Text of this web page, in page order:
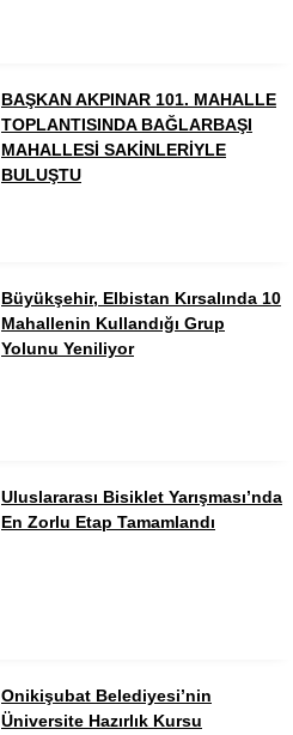
BAŞKAN AKPINAR 101. MAHALLE
TOPLANTISINDA BAĞLARBAŞI
MAHALLESİ SAKİNLERİYLE
BULUŞTU
Büyükşehir, Elbistan Kırsalında 10
Mahallenin Kullandığı Grup
Yolunu Yeniliyor
Uluslararası Bisiklet Yarışması’nda
En Zorlu Etap Tamamlandı
Onikişubat Belediyesi’nin
Üniversite Hazırlık Kursu